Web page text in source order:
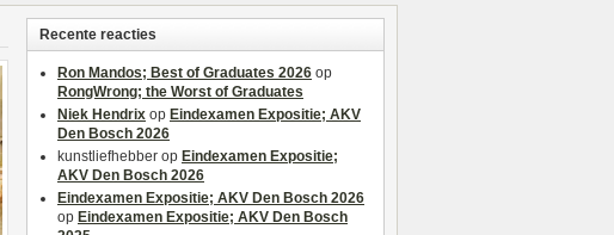
Recente reacties
Ron Mandos; Best of Graduates 2026 op
RongWrong; the Worst of Graduates
Niek Hendrix op Eindexamen Expositie; AKV
Den Bosch 2026
kunstliefhebber op Eindexamen Expositie;
AKV Den Bosch 2026
Eindexamen Expositie; AKV Den Bosch 2026
op Eindexamen Expositie; AKV Den Bosch